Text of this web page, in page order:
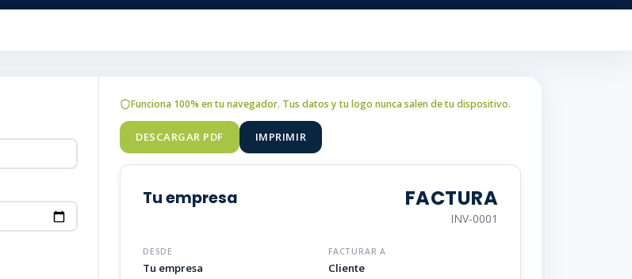
Funciona 100% en tu navegador. Tus datos y tu logo nunca salen de tu dispositivo.
DESCARGAR PDF IMPRIMIR
Tu empresa FACTURA
INV-0001
DESDE
Tu empresa
FACTURAR A
Cliente